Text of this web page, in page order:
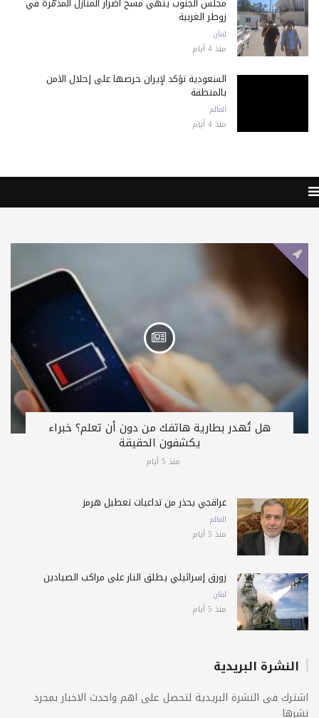
زوطر الغربية
لبنان
منذ 4 أيام
السعودية تؤكد لإيران حرصها على إحلال الأمن
بالمنطقة
العالم
منذ 4 أيام
هل تُهدر بطارية هاتفك من دون أن تعلم؟ خبراء
يكشفون الحقيقة
منذ 5 أيام
عراقجي يحذّر من تداعيات تعطيل هرمز
العالم
منذ 5 أيام
زورق إسرائيلي يطلق النار على مراكب الصيادين
لبنان
منذ 5 أيام
النشرة البريدية
اشترك فى النشرة البريدية لتحصل على اهم واحدث الاخبار بمجرد
نشرها